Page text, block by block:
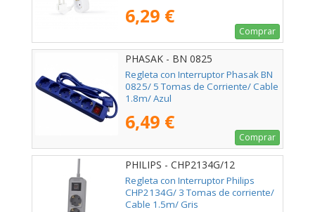
6,29 €
Comprar
PHASAK - BN 0825
Regleta con Interruptor Phasak BN
0825/ 5 Tomas de Corriente/ Cable
1.8m/ Azul
6,49 €
Comprar
PHILIPS - CHP2134G/12
Regleta con Interruptor Philips
CHP2134G/ 3 Tomas de corriente/
Cable 1.5m/ Gris